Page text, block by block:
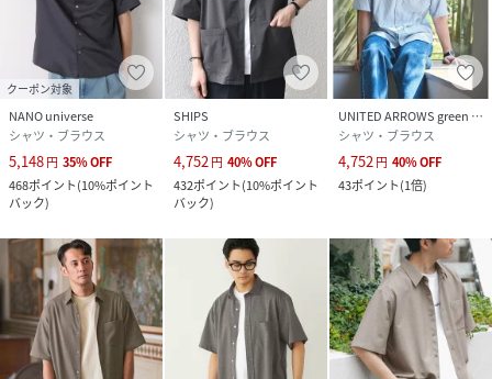
※画像の商品はサンプルです。
実際の商品と仕様、加工、サイズが若干異なる場合がござ
います。
チャコールグレー：177cm着用サイズ：LARGE
ベージュ：177cm着用サイズ：LARGE
ネイビー：177cm着用サイズ：LARGE
性別タイプ メンズ
原産国
素材 ポリエステル100%
サイズ SMALL、MEDIUM、LARGE、X-LARGE
クーポン対象
NANO universe
シャツ・ブラウス
5,148円 35%OFF
468ポイント(10%ポイント
バック)
SHIPS
シャツ・ブラウス
4,752 円 40%OFF
432ポイント(10%ポイント
バック)
UNITED ARROWS green label relaxing
シャツ・ブラウス
4,752 円 40%OFF
43ポイント(1倍)